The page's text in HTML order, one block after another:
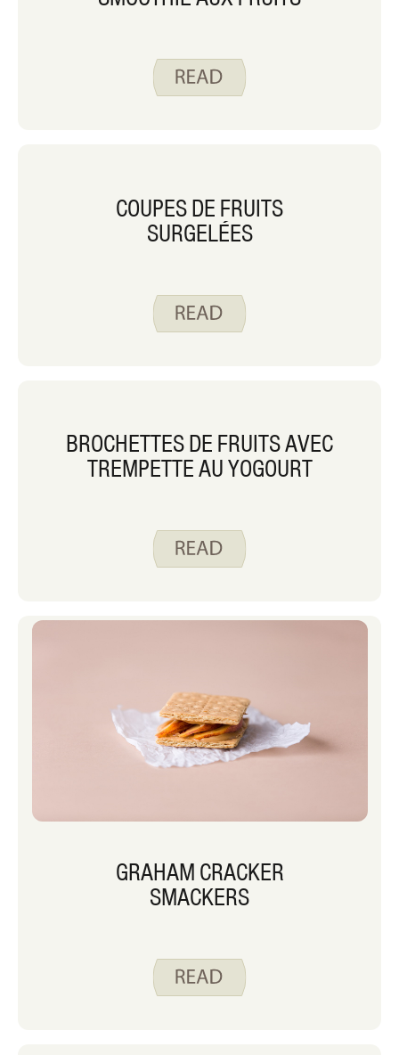
COUPES DE FRUITS
SURGELÉES
BROCHETTES DE FRUITS AVEC
TREMPETTE AU YOGOURT
GRAHAM CRACKER
SMACKERS